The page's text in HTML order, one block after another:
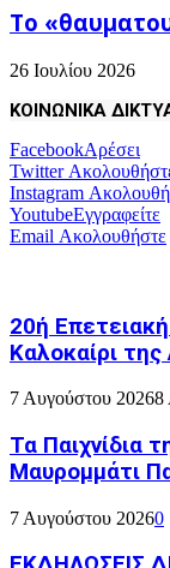
Το
26 Ιουλίου 2026
ΚΟΙΝΩΝΙΚΑ
FacebookΑρέσει
Twitter
Instagram
YoutubeΕγγραφείτε
Email Ακολουθήστε
20ή
Καλοκαίρι
7 Αυγούστου 20268
Τα Παιχνίδια
Μαυρομμάτι
7 Αυγούστου 20260